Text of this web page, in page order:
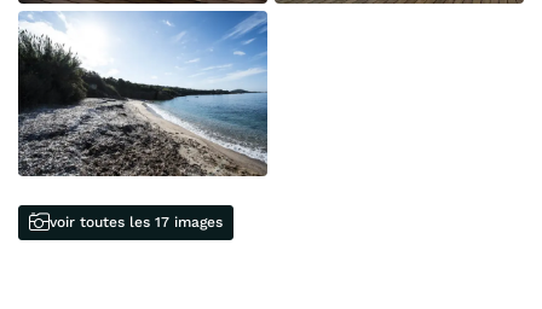
voir toutes les 17 images